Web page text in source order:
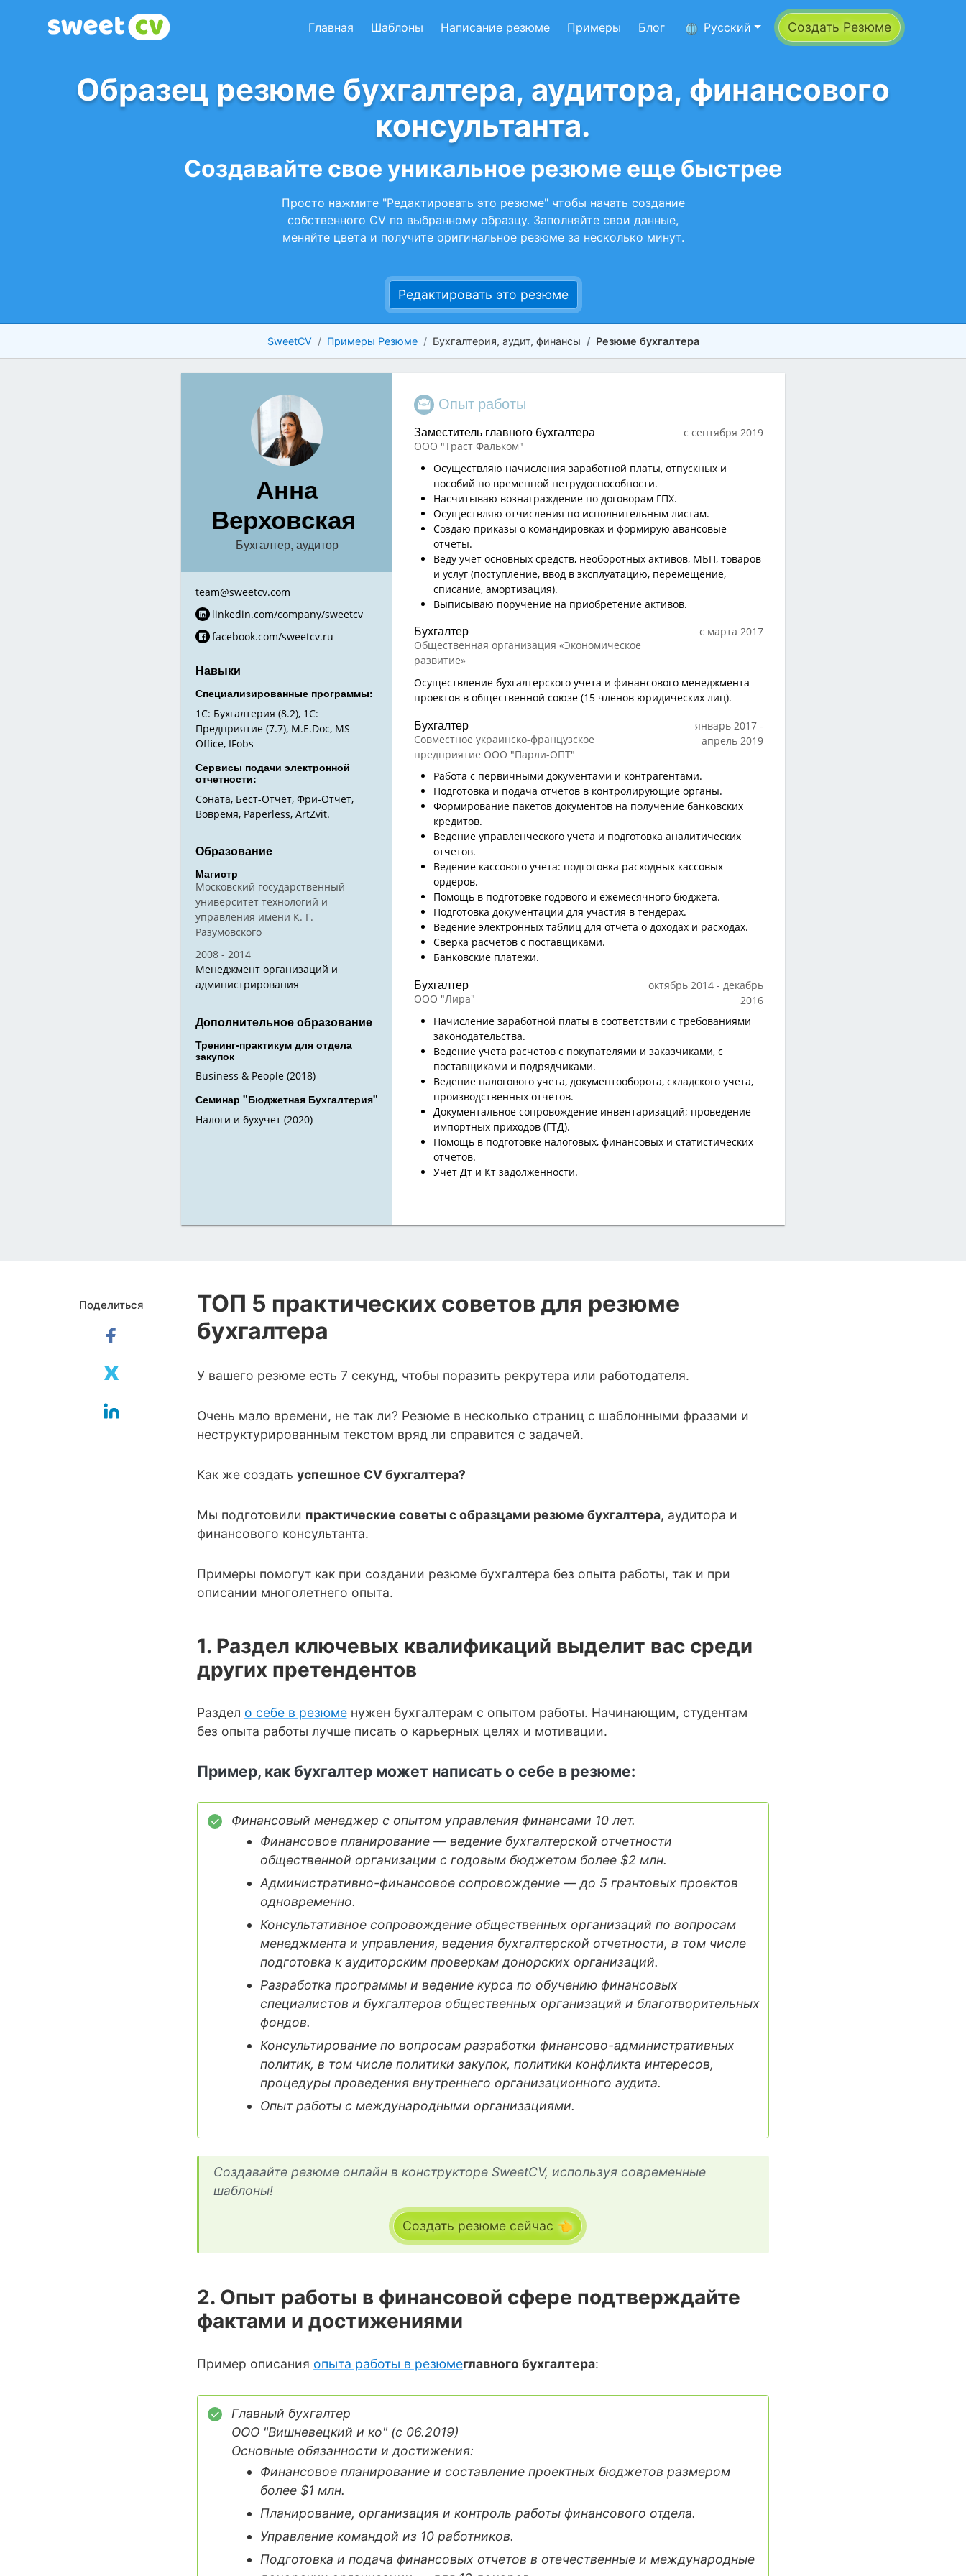
Главная Шаблоны Написание резюме Примеры Блог Русский Создать Резюме
Образец резюме бухгалтера, аудитора, финансового
консультанта.
Создавайте свое уникальное резюме еще быстрее
Просто нажмите "Редактировать это резюме" чтобы начать создание
собственного CV по выбранному образцу. Заполняйте свои данные,
меняйте цвета и получите оригинальное резюме за несколько минут.
Редактировать это резюме
SweetCV Примеры Резюме Бухгалтерия, аудит, финансы Резюме бухгалтера
Анна
Верховская
Бухгалтер, аудитор
team@sweetcv.com
linkedin.com/company/sweetcv
facebook.com/sweetcv.ru
Навыки
Специализированные программы:
1С: Бухгалтерия (8.2), 1С:
Предприятие (7.7), M.E.Doc, MS
Office, IFobs
Сервисы подачи электронной
отчетности:
Соната, Бест-Отчет, Фри-Отчет,
Вовремя, Paperless, ArtZvit.
Образование
Магистр
Московский государственный
университет технологий и
управления имени К. Г.
Разумовского
2008
2014
Менеджмент организаций и
администрирования
Дополнительное образование
Тренинг-практикум для отдела
закупок
Business & People (2018)
Семинар "Бюджетная Бухгалтерия"
Налоги и бухучет (2020)
Опыт работы
Заместитель главного бухгалтера
ООО "Траст Фальком"
с сентября 2019
Осуществляю начисления заработной платы, отпускных и
пособий по временной нетрудоспособности.
Насчитываю вознаграждение по договорам ГПХ.
Осуществляю отчисления по исполнительным листам.
Создаю приказы о командировках и формирую авансовые
отчеты.
Веду учет основных средств, необоротных активов, МБП, товаров
и услуг (поступление, ввод в эксплуатацию, перемещение,
списание, амортизация).
Выписываю поручение на приобретение активов.
Бухгалтер
Общественная организация «Экономическое
развитие»
с марта 2017
Осуществление бухгалтерского учета и финансового менеджмента
проектов в общественной союзе (15 членов юридических лиц).
Бухгалтер
Совместное украинско-французское
предприятие ООО "Парли-ОПТ"
январь 2017
апрель 2019
Работа с первичными документами и контрагентами.
Подготовка и подача отчетов в контролирующие органы.
Формирование пакетов документов на получение банковских
кредитов.
Ведение управленческого учета и подготовка аналитических
отчетов.
Ведение кассового учета: подготовка расходных кассовых
ордеров.
Помощь в подготовке годового и ежемесячного бюджета.
Подготовка документации для участия в тендерах.
Ведение электронных таблиц для отчета о доходах и расходах.
Сверка расчетов с поставщиками.
Банковские платежи.
Бухгалтер
ООО "Лира"
октябрь 2014
декабрь
2016
Начисление заработной платы в соответствии с требованиями
законодательства.
Ведение учета расчетов с покупателями и заказчиками, с
поставщиками и подрядчиками.
Ведение налогового учета, документооборота, складского учета,
производственных отчетов.
Документальное сопровождение инвентаризаций; проведение
импортных приходов (ГТД).
Помощь в подготовке налоговых, финансовых и статистических
отчетов.
Учет Дт и Кт задолженности.
Поделиться
ТОП 5 практических советов для резюме
бухгалтера
У вашего резюме есть 7 секунд, чтобы поразить рекрутера или работодателя.
Очень мало времени, не так ли? Резюме в несколько страниц с шаблонными фразами и
неструктурированным текстом вряд ли справится с задачей.
Как же создать успешное CV бухгалтера?
Мы подготовили практические советы с образцами резюме бухгалтера, аудитора и
финансового консультанта.
Примеры помогут как при создании резюме бухгалтера без опыта работы, так и при
описании многолетнего опыта.
1. Раздел ключевых квалификаций выделит вас среди
других претендентов
Раздел о себе в резюменужен бухгалтерам с опытом работы. Начинающим, студентам
без опыта работы лучше писать о карьерных целях и мотивации.
Пример, как бухгалтер может написать о себе в резюме:
Финансовый менеджер с опытом управления финансами 10 лет.
Финансовое планирование — ведение бухгалтерской отчетности
общественной организации с годовым бюджетом более $2 млн.
Административно-финансовое сопровождение — до 5 грантовых проектов
одновременно.
Консультативное сопровождение общественных организаций по вопросам
менеджмента и управления, ведения бухгалтерской отчетности, в том числе
подготовка к аудиторским проверкам донорских организаций.
Разработка программы и ведение курса по обучению финансовых
специалистов и бухгалтеров общественных организаций и благотворительных
фондов.
Консультирование по вопросам разработки финансово-административных
политик, в том числе политики закупок, политики конфликта интересов,
процедуры проведения внутреннего организационного аудита.
Опыт работы с международными организациями.
Создавайте резюме онлайн в конструкторе SweetCV, используя современные
шаблоны!
Создать резюме сейчас 👈
2. Опыт работы в финансовой сфере подтверждайте
фактами и достижениями
Пример описания опыта работы в резюмеглавного бухгалтера:
Главный бухгалтер
ООО "Вишневецкий и ко" (с 06.2019)
Основные обязанности и достижения:
Финансовое планирование и составление проектных бюджетов размером
более $1 млн.
Планирование, организация и контроль работы финансового отдела.
Управление командой из 10 работников.
Подготовка и подача финансовых отчетов в отечественные и международные